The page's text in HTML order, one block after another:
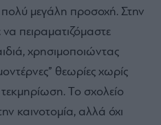
πολύ μεγάλη προσοχή. Στην
πειραματιζόμαστε
χρησιμοποιώντας
θεωρίες χωρίς
Το σχολείο
καινοτομία, αλλά όχι